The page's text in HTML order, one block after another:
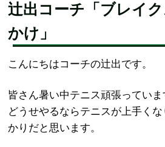
辻出コーチ「ブレイ
かけ」
こんにちはコーチの辻出です。
皆さん暑い中テニス頑張っていま
どうせやるならテニスが上手く
かりだと思います。